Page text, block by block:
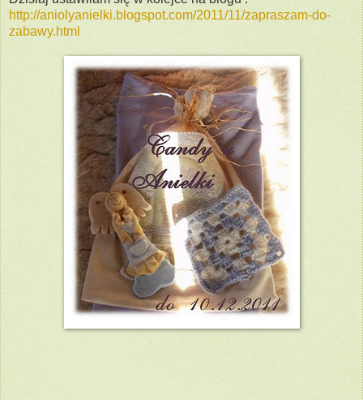
http://aniolyanielki.blogspot.com/2011/11/zapraszam-do-
zabawy.html